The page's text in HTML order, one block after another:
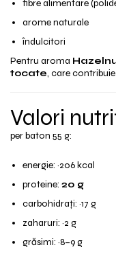
fibre alimentare
arome naturale
îndulcitori
Pentru aroma
tocate, care
Valori
per baton 55 g:
energie: ~206 kcal
proteine: 20 g
carbohidrați: ~17 g
zaharuri: ~2 g
grăsimi: ~8–9 g